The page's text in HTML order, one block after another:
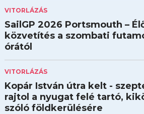
VITORLÁZÁS
SailGP 2026 Portsmouth –
közvetítés a szombati
órától
VITORLÁZÁS
Kopár István útra kelt -
rajtol a nyugat felé tartó,
szóló földkerülésére